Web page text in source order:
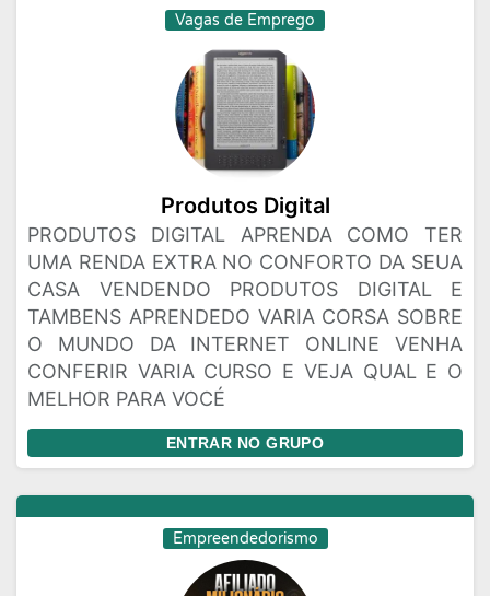
Vagas de Emprego
Produtos Digital
PRODUTOS DIGITAL APRENDA COMO TER
UMA RENDA EXTRA NO CONFORTO DA SEUA
CASA VENDENDO PRODUTOS DIGITAL E
TAMBENS APRENDEDO VARIA CORSA SOBRE
O MUNDO DA INTERNET ONLINE VENHA
CONFERIR VARIA CURSO E VEJA QUAL E O
MELHOR PARA VOCÉ
ENTRAR NO GRUPO
Empreendedorismo